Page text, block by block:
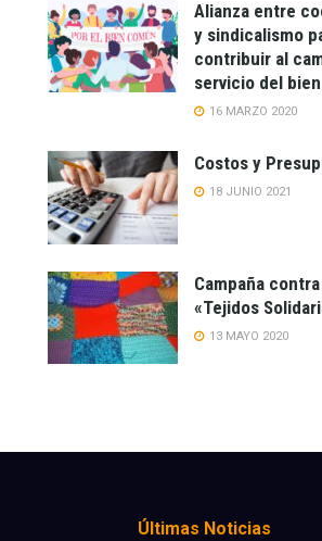
Alianza entre
y sindicalismo
contribuir al
servicio del
16 MARZO 2020
Costos y
18 JUNIO 2021
Campaña
«Tejidos
13 MAYO 2020
Últimas Noticias